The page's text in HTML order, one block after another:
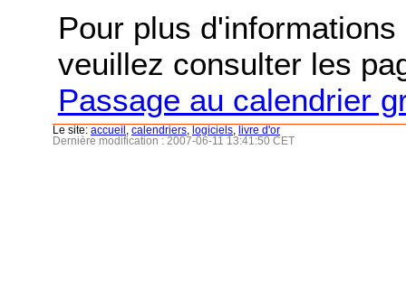
Pour plus
veuillez consulter les
Passage au calendrier
Le site: accueil calendriers logiciels
livre d'or
Dernière modification : 2007-06-11 13:41:50 CET